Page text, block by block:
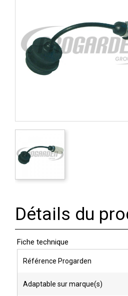
Détails du
Fiche technique
Référence Progarden
Adaptable sur marque(s)